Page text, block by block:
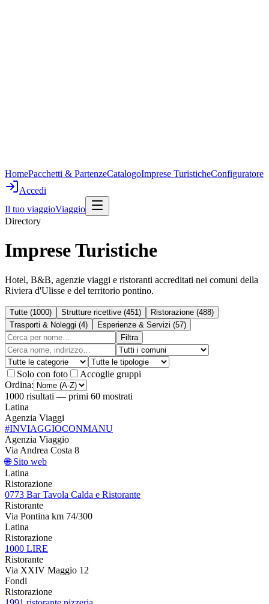
HomePacchetti & PartenzeCatalogoImprese TuristicheConfiguratore
Accedi
Il tuo viaggioViaggio
Directory
Imprese Turistiche
Hotel, B&B, agenzie viaggi e ristoranti accreditati nei comuni della
Riviera d'Ulisse e del territorio pontino.
Tutte (1000) Strutture ricettive (451 ) Ristorazione (488)
Trasporti & Noleggi (4) Esperienze & Servizi (57)
Filtra
Solo con foto
Accoglie gruppi
Ordina:
1000 risultati — primi 60 mostrati
Latina
Agenzia Viaggi
#INVIAGGIOCONMANU
Agenzia Viaggio
Via Andrea Costa 8
🌐 Sito web
Latina
Ristorazione
0773 Bar Tavola Calda e Ristorante
Ristorante
Via Pontina km 74/300
Latina
Ristorazione
1000 LIRE
Ristorante
Via XXIV Maggio 12
Fondi
Ristorazione